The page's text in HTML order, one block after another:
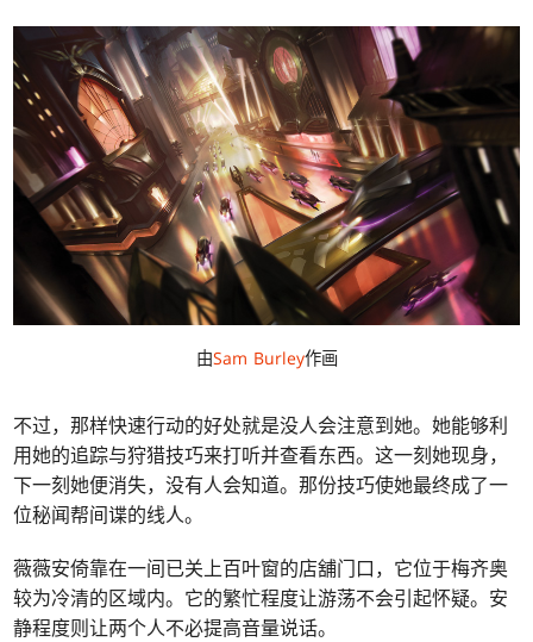
由Sam Burley作画
不过，那样快速行动的好处就是没人会注意到她。她能够利
用她的追踪与狩猎技巧来打听并查看东西。这一刻她现身，
下一刻她便消失，没有人会知道。那份技巧使她最终成了一
位秘闻帮间谍的线人。
薇薇安倚靠在一间已关上百叶窗的店舖门口，它位于梅齐奥
较为冷清的区域内。它的繁忙程度让游荡不会引起怀疑。安
静程度则让两个人不必提高音量说话。